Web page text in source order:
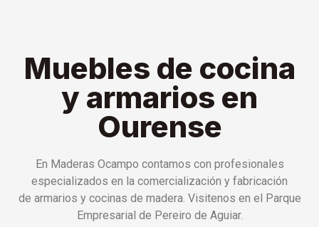
Muebles de cocina
y armarios en
Ourense
En Maderas Ocampo contamos con profesionales
especializados en la comercialización y fabricación
de armarios y cocinas de madera. Visitenos en el Parque
Empresarial de Pereiro de Aguiar.